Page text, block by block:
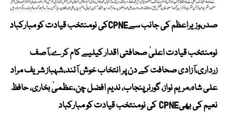
صدر،وزیراعظم کی جانب سےCPNEکی نومنتخب قیادت کو مبارکباد
نومنتخب قیادت اعلیٰ صحافتی اقدار کیلیے کام کرے،آصف
زرداری،آزادی صحافت کے دن پر انتخاب خوش آئند،شہباز شریف مراد
علی شاہ،مریم نواز، گورنر پنجاب، ندیم افضل چن،عظمیٰ بخاری، حافظ
نعیم کی بھیCPNE کی نومنتخب قیادت کو مبارکباد